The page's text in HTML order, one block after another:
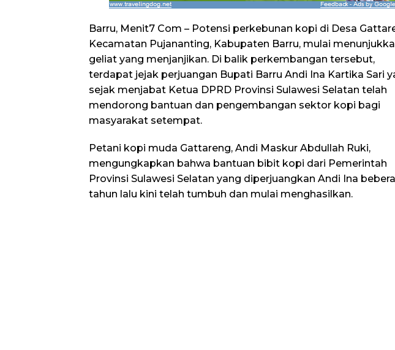
Barru, Menit7 Com – Potensi perkebunan kopi di Desa
Kecamatan Pujananting, Kabupaten Barru, mulai
geliat yang menjanjikan. Di balik perkembangan tersebut,
terdapat jejak perjuangan Bupati Barru Andi Ina Kartika Sari
sejak menjabat Ketua DPRD Provinsi Sulawesi Selatan telah
mendorong bantuan dan pengembangan sektor kopi bagi
masyarakat setempat.
Petani kopi muda Gattareng, Andi Maskur Abdullah Ruki,
mengungkapkan bahwa bantuan bibit kopi dari Pemerintah
Provinsi Sulawesi Selatan yang diperjuangkan Andi Ina
tahun lalu kini telah tumbuh dan mulai menghasilkan.